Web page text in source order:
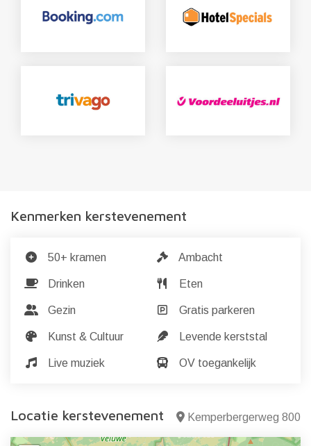
Kenmerken kerstevenement
50+ kramen Ambacht
Drinken Eten
Gezin Gratis parkeren
Kunst & Cultuur Levende kerststal
Live muziek OV toegankelijk
Locatie kerstevenement Kemperbergerweg 800